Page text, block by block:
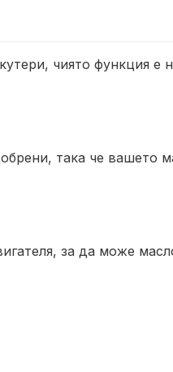
чиято функция е
така че вашето
за да може